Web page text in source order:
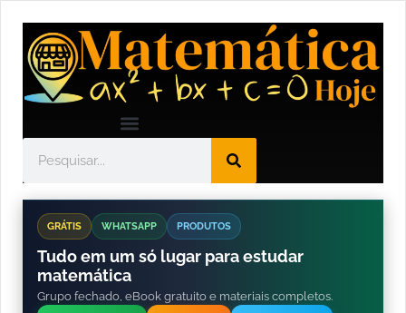
GRÁTIS WHATSAPP PRODUTOS
Tudo em um só lugar para estudar
matemática
Grupo fechado, eBook gratuito e materiais completos.